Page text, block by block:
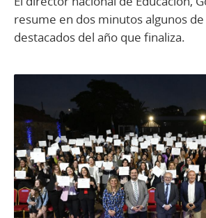
resume en dos minutos algunos
destacados del año que finaliza.